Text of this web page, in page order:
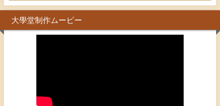
大學堂制作ムービー